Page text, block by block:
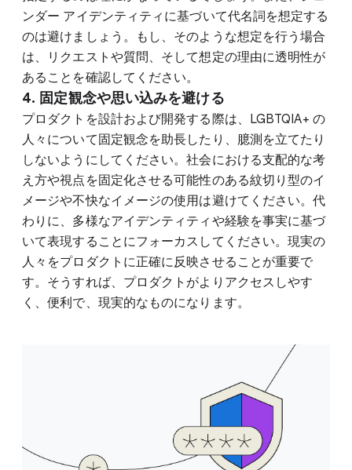
ンダー アイデンティティに基づいて代名詞を想定する
のは避けましょう。もし、そのような想定を行う場合
は、リクエストや質問、そして想定の理由に透明性が
あることを確認してください。
4. 固定観念や思い込みを避ける
プロダクトを設計および開発する際は、LGBTQIA+ の
人々について固定観念を助長したり、臆測を立てたり
しないようにしてください。社会における支配的な考
え方や視点を固定化させる可能性のある紋切り型のイ
メージや不快なイメージの使用は避けてください。代
わりに、多様なアイデンティティや経験を事実に基づ
いて表現することにフォーカスしてください。現実の
人々をプロダクトに正確に反映させることが重要で
す。そうすれば、プロダクトがよりアクセスしやす
く、便利で、現実的なものになります。